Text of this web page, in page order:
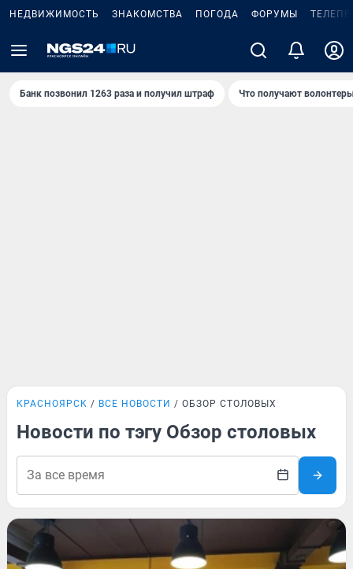
НЕДВИЖИМОСТЬ ЗНАКОМСТВА ПОГОДА ФОРУМЫ
Банк позвонил 1263 раза и получил штраф Что получают
КРАСНОЯРСК ВСЕ НОВОСТИ ОБЗОР СТОЛОВЫХ
Новости по тэгу Обзор столовых